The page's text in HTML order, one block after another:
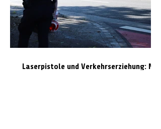
Laserpistole und Verkehrserziehung: Mit